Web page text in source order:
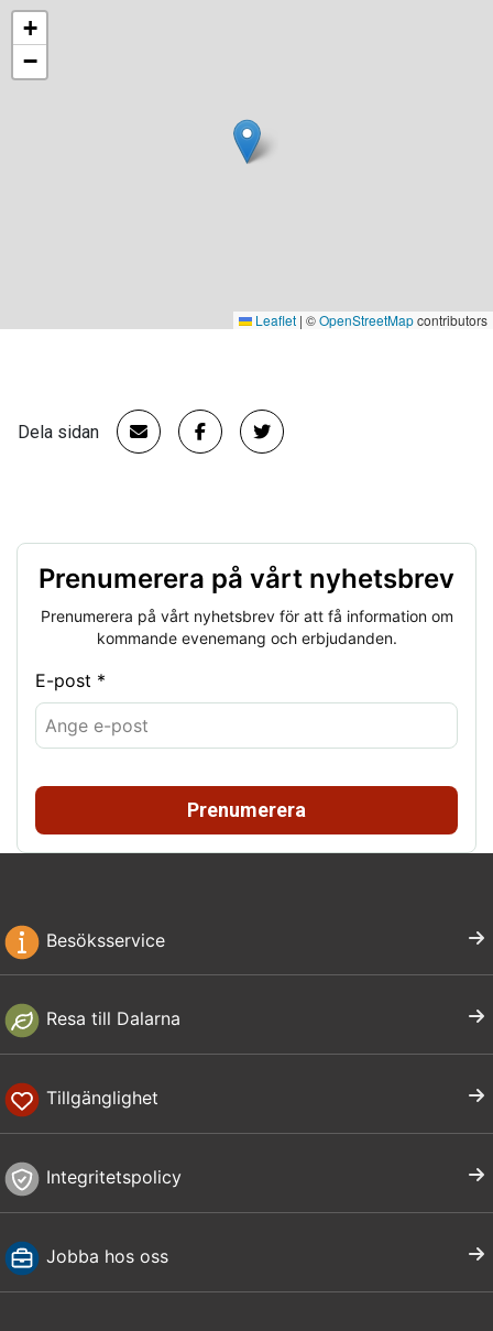
+
−
Leaflet | ©OpenStreetMapcontributors
Dela sidan
Prenumerera på vårt nyhetsbrev
Prenumerera på vårt nyhetsbrev för att få information om
kommande evenemang och erbjudanden.
E-post *
Prenumerera
Besöksservice
Resa till Dalarna
Tillgänglighet
Integritetspolicy
Jobba hos oss